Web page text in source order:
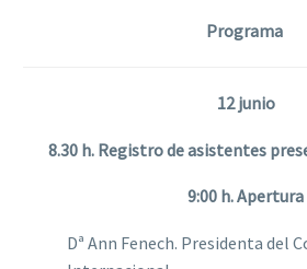
Programa
12 junio
8.30 h. Registro de asistentes
9:00 h. Apertura
Dª Ann Fenech. Presidenta del